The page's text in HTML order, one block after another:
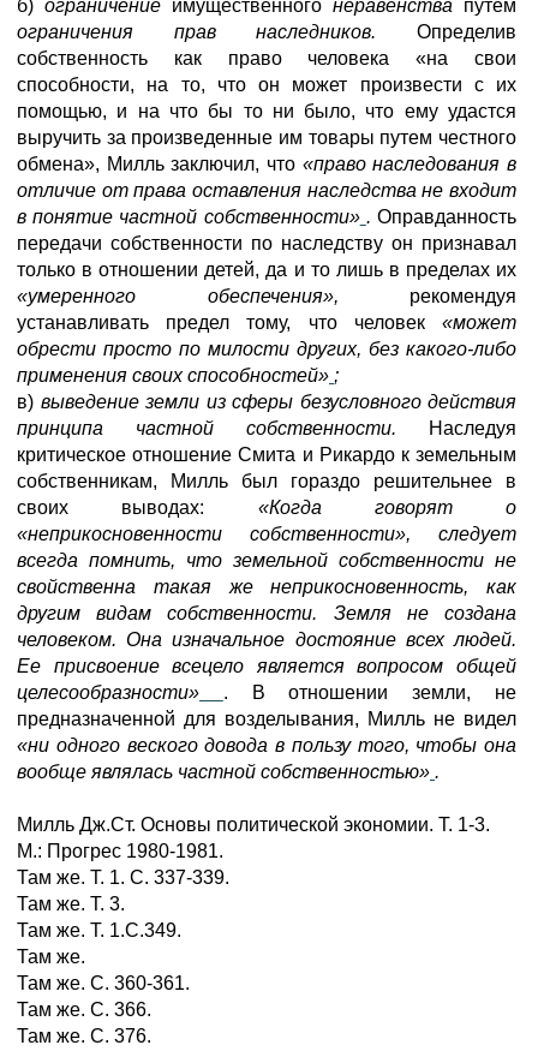
б) ограничение имущественного неравенства путем
ограничения прав наследников. Определив
собственность как право человека «на свои
способности, на то, что он может произвести с их
помощью, и на что бы то ни было, что ему удастся
выручить за произведенные им товары путем честного
обмена», Милль заключил, что «право наследования в
отличие от права оставления наследства не входит
в понятие частной собственности» . Оправданность
передачи собственности по наследству он признавал
только в отношении детей, да и то лишь в пределах их
«умеренного обеспечения», рекомендуя
устанавливать предел тому, что человек «может
обрести просто по милости других, без какого-либо
применения своих способностей» ;
в) выведение земли из сферы безусловного действия
принципа частной собственности. Наследуя
критическое отношение Смита и Рикардо к земельным
собственникам, Милль был гораздо решительнее в
своих выводах: «Когда говорят о
«неприкосновенности собственности», следует
всегда помнить, что земельной собственности не
свойственна такая же неприкосновенность, как
другим видам собственности. Земля не создана
человеком. Она изначальное достояние всех людей.
Ее присвоение всецело является вопросом общей
целесообразности»
. В отношении земли, не
предназначенной для возделывания, Милль не видел
«ни одного веского довода в пользу того, чтобы она
вообще являлась частной собственностью» .
Милль Дж.Ст. Основы политической экономии. Т. 1-3.
М.: Прогрес 1980-1981.
Там же. Т. 1. С. 337-339.
Там же. Т. 3.
Там же. Т. 1.С.349.
Там же.
Там же. С. 360-361.
Там же. С. 366.
Там же. С. 376.